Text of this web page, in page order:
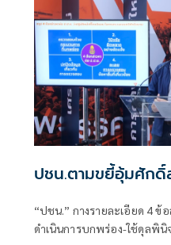
ปชน.ตามขยี้อุ้มศักดิ์
“ปชน.” กางรายละเอียด 4 ข้
ดำเนินการบกพร่อง-ใช้ดุลพิ